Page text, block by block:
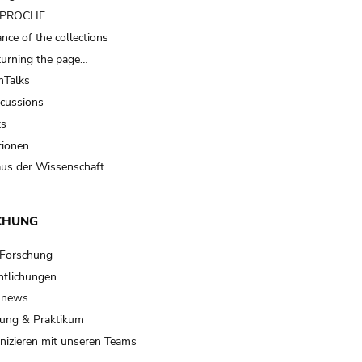
of the collections
the page…
der Wissenschaft
& Praktikum
mit unseren Teams